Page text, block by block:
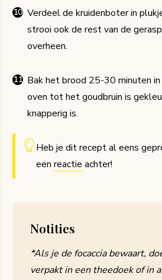
Verdeel de kruidenboter in
strooi ook de rest van de
overheen.
Bak het brood 25-30 minuten
oven tot het goudbruin is
knapperig is.
Heb je dit recept al eens
een reactie achter!
Notities
*Als je de focaccia bewaart,
verpakt in een theedoek of in